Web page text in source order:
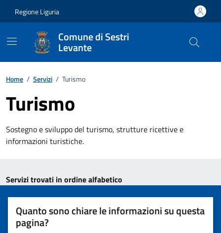
Regione Liguria
Comune di Sestri
Levante
Home / Servizi / Turismo
Turismo
Sostegno e sviluppo del turismo, strutture ricettive e
informazioni turistiche.
Servizi trovati in ordine alfabetico
Quanto sono chiare le informazioni su questa
pagina?